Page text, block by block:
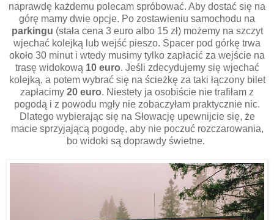
naprawdę każdemu polecam spróbować. Aby dostać się na
górę mamy dwie opcje. Po zostawieniu samochodu na
parkingu (stała cena 3 euro albo 15 zł) możemy na szczyt
wjechać kolejką lub wejść pieszo. Spacer pod górkę trwa
około 30 minut i wtedy musimy tylko zapłacić za wejście na
trasę widokową 10 euro. Jeśli zdecydujemy się wjechać
kolejką, a potem wybrać się na ścieżkę za taki łączony bilet
zapłacimy 20 euro. Niestety ja osobiście nie trafiłam z
pogodą i z powodu mgły nie zobaczyłam praktycznie nic.
Dlatego wybierając się na Słowację upewnijcie się, że
macie sprzyjającą pogodę, aby nie poczuć rozczarowania,
bo widoki są doprawdy świetne.